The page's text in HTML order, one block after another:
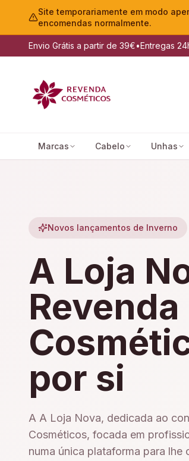
Site temporariamente em modo
encomendas normalmente.
Envio Grátis a partir de 39€•Entregas
Marcas Cabelo Unhas
Novos lançamentos de Inverno
A Loja
Revenda
por si
A A Loja Nova, dedicada ao
Cosméticos, focada em
numa única plataforma para lhe